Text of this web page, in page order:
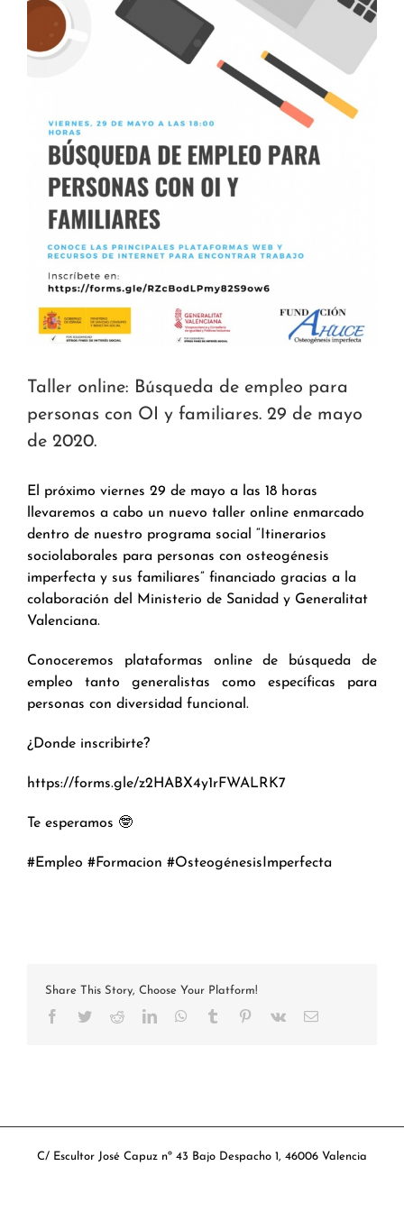
Taller online: Búsqueda de empleo para
personas con OI y familiares. 29 de mayo
de 2020.
El próximo viernes 29 de mayo a las 18 horas
llevaremos a cabo un nuevo taller online enmarcado
dentro de nuestro programa social “Itinerarios
sociolaborales para personas con osteogénesis
imperfecta y sus familiares” financiado gracias a la
colaboración del Ministerio de Sanidad y Generalitat
Valenciana.
Conoceremos plataformas online de búsqueda de
empleo tanto generalistas como específicas para
personas con diversidad funcional.
¿Donde inscribirte?
https://forms.gle/z2HABX4y1rFWALRK7
Te esperamos 🤓
#Empleo #Formacion #OsteogénesisImperfecta
Share This Story, Choose Your Platform!
Facebook
TwitterRedditLinkedInWhatsApp
Tumblr Pinterest
Vk
Correo
C/ Escultor José Capuz nº 43 Bajo Despacho 1, 46006 Valencia